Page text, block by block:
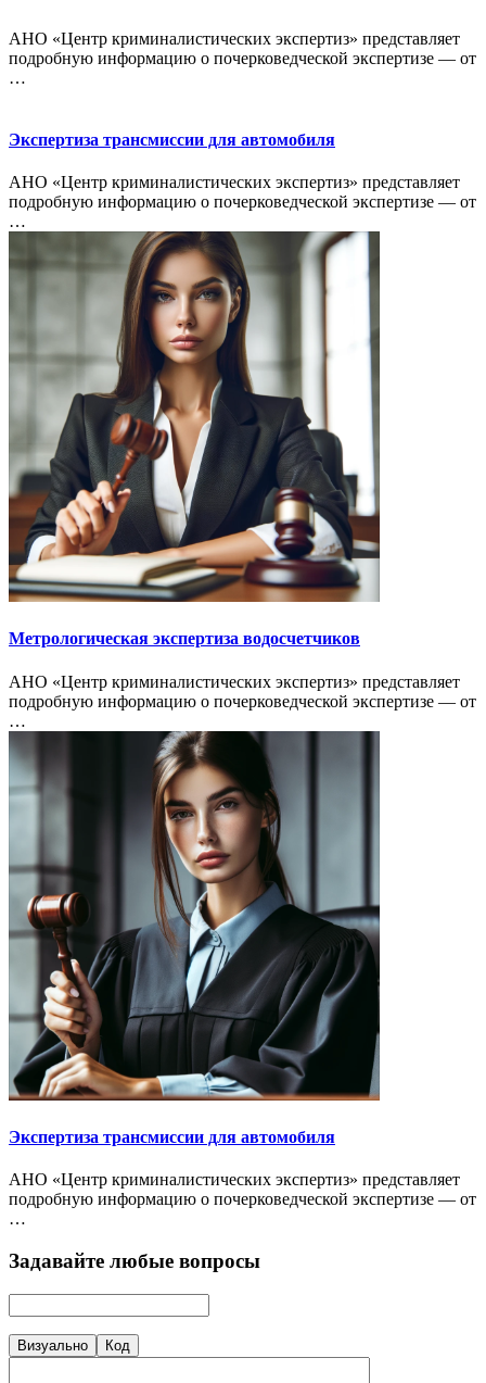
АНО «Центр криминалистических экспертиз» представляет
подробную информацию о почерковедческой экспертизе — от
…
Экспертиза трансмиссии для автомобиля
АНО «Центр криминалистических экспертиз» представляет
подробную информацию о почерковедческой экспертизе — от
…
Метрологическая экспертиза водосчетчиков
АНО «Центр криминалистических экспертиз» представляет
подробную информацию о почерковедческой экспертизе — от
…
Экспертиза трансмиссии для автомобиля
АНО «Центр криминалистических экспертиз» представляет
подробную информацию о почерковедческой экспертизе — от
…
Задавайте любые вопросы
Визуально Код